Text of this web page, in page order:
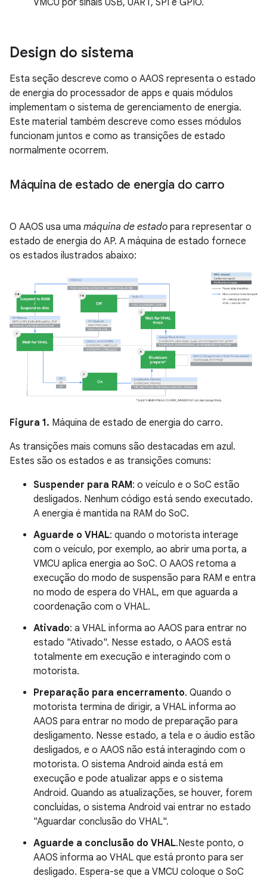
VMCU por sinais USB, UART, SPI e GPIO.
Design do sistema
Esta seção descreve como o AAOS representa o estado
de energia do processador de apps e quais módulos
implementam o sistema de gerenciamento de energia.
Este material também descreve como esses módulos
funcionam juntos e como as transições de estado
normalmente ocorrem.
Máquina de estado de energia do carro
O AAOS usa uma máquina de estado para representar o
estado de energia do AP. A máquina de estado fornece
os estados ilustrados abaixo:
Figura 1. Máquina de estado de energia do carro.
As transições mais comuns são destacadas em azul.
Estes são os estados e as transições comuns:
Suspender para RAM: o veículo e o SoC estão
desligados. Nenhum código está sendo executado.
A energia é mantida na RAM do SoC.
Aguarde o VHAL: quando o motorista interage
com o veículo, por exemplo, ao abrir uma porta, a
VMCU aplica energia ao SoC. O AAOS retoma a
execução do modo de suspensão para RAM e entra
no modo de espera do VHAL, em que aguarda a
coordenação com o VHAL.
Ativado: a VHAL informa ao AAOS para entrar no
estado "Ativado". Nesse estado, o AAOS está
totalmente em execução e interagindo com o
motorista.
Preparação para encerramento. Quando o
motorista termina de dirigir, a VHAL informa ao
AAOS para entrar no modo de preparação para
desligamento. Nesse estado, a tela e o áudio estão
desligados, e o AAOS não está interagindo com o
motorista. O sistema Android ainda está em
execução e pode atualizar apps e o sistema
Android. Quando as atualizações, se houver, forem
concluídas, o sistema Android vai entrar no estado
"Aguardar conclusão do VHAL".
Aguarde a conclusão do VHAL.Neste ponto, o
AAOS informa ao VHAL que está pronto para ser
desligado. Espera-se que a VMCU coloque o SoC